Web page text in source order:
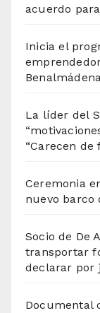
acuerdo
Inicia el
La líder del
“Carecen
Ceremonia
nuevo barco
Socio de De
transportar
declarar por
Documental